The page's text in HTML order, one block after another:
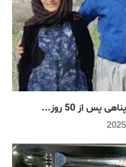
از 50 روز...